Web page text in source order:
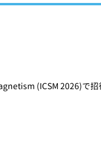
(ICSM 2026)で招